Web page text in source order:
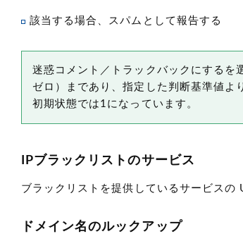
該当する場合、スパムとして報告する
迷惑コメント／トラックバックにするを
ゼロ）まであり、指定した判断基準値よ
初期状態では1になっています。
IPブラックリストのサービス
ブラックリストを提供しているサービスの
ドメイン名のルックアップ